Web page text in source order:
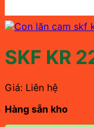
SKF KR
Giá: Liên hệ
Hàng sẵn kho